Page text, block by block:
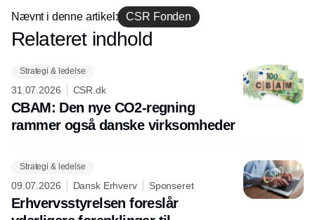
Nævnt i denne artikel: CSR Fonden
Annonce
Relateret indhold
Strategi & ledelse
31.07.2026 CSR.dk
CBAM: Den nye CO2-regning
rammer også danske virksomheder
Strategi & ledelse
09.07.2026 Dansk Erhverv Sponseret
Erhvervsstyrelsen foreslår